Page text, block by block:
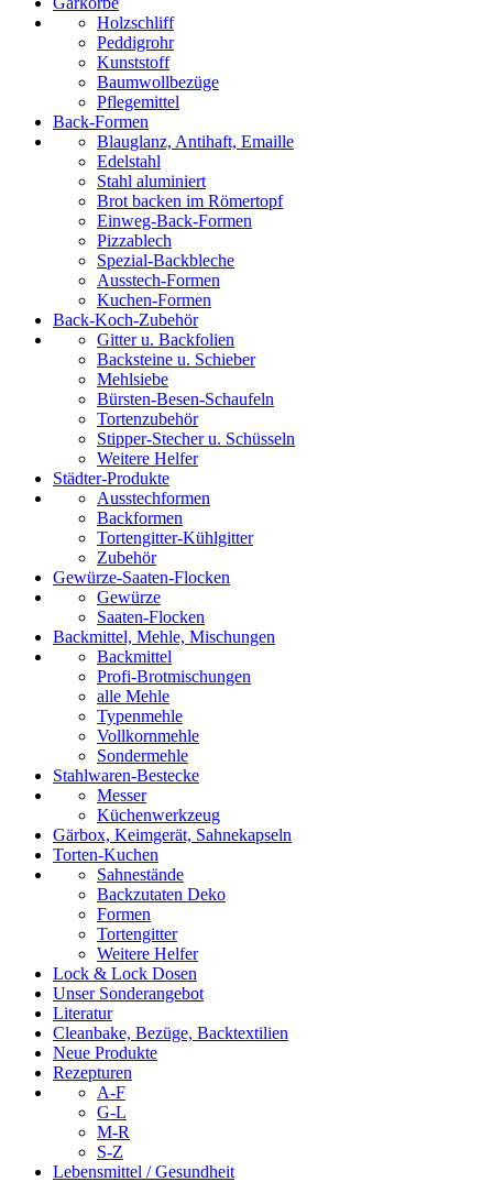
Holzschliff
Peddigrohr
Kunststoff
Baumwollbezüge
Pflegemittel
Back-Formen
Blauglanz, Antihaft, Emaille
Edelstahl
Stahl aluminiert
Brot backen im Römertopf
Einweg-Back-Formen
Pizzablech
Spezial-Backbleche
Ausstech-Formen
Kuchen-Formen
Back-Koch-Zubehör
Gitter u. Backfolien
Backsteine u. Schieber
Mehlsiebe
Bürsten-Besen-Schaufeln
Tortenzubehör
Stipper-Stecher u. Schüsseln
Weitere Helfer
Städter-Produkte
Ausstechformen
Backformen
Tortengitter-Kühlgitter
Zubehör
Gewürze-Saaten-Flocken
Gewürze
Saaten-Flocken
Backmittel, Mehle, Mischungen
Backmittel
Profi-Brotmischungen
alle Mehle
Typenmehle
Vollkornmehle
Sondermehle
Stahlwaren-Bestecke
Messer
Küchenwerkzeug
Gärbox, Keimgerät, Sahnekapseln
Torten-Kuchen
Sahnestände
Backzutaten Deko
Formen
Tortengitter
Weitere Helfer
Lock & Lock Dosen
Unser Sonderangebot
Literatur
Cleanbake, Bezüge, Backtextilien
Neue Produkte
Rezepturen
A-F
G-L
M-R
S-Z
Lebensmittel / Gesundheit